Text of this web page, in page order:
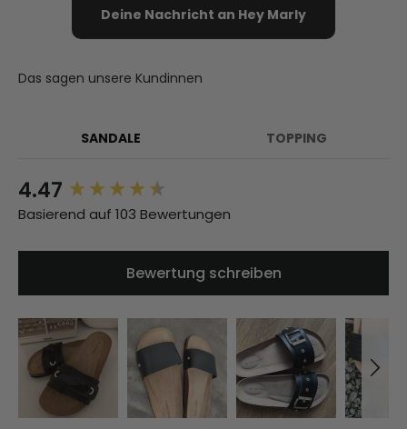
Deine Nachricht an Hey Marly
Das sagen unsere Kundinnen
SANDALE TOPPING
4.47
Basierend auf 103 Bewertungen
Bewertung schreiben
New content loaded